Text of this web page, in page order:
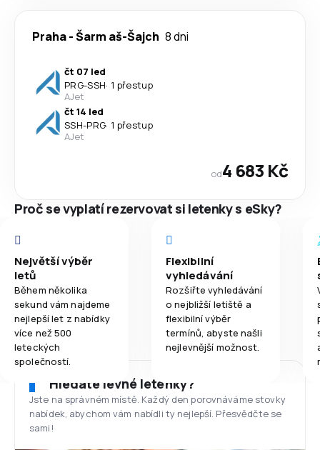
Praha-Šarm aš-Šajch 8 dni
čt 07 led
PRG-SSH· 1 přestup
AJet
čt 14 led
SSH-PRG· 1 přestup
AJet
od4 683 Kč
Proč se vyplatí rezervovat si letenky s eSky?
Největší výběr
letů
Během několika
sekund vám najdeme
nejlepší let z nabídky
více než 500
leteckých
společností.
Flexibilní
vyhledávání
Rozšiřte vyhledávání
o nejbližší letiště a
flexibilní výběr
termínů, abyste našli
nejlevnější možnost.
Hledáte levné letenky?
Jste na správném místě. Každý den porovnáváme stovky
nabídek, abychom vám nabídli ty nejlepší. Přesvědčte se
sami!